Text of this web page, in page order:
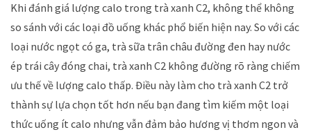
Khi đánh giá lượng calo trong trà xanh C2, không thể không
so sánh với các loại đồ uống khác phổ biến hiện nay. So với các
loại nước ngọt có ga, trà sữa trân châu đường đen hay nước
ép trái cây đóng chai, trà xanh C2 không đường rõ ràng chiếm
ưu thế về lượng calo thấp. Điều này làm cho trà xanh C2 trở
thành sự lựa chọn tốt hơn nếu bạn đang tìm kiếm một loại
thức uống ít calo nhưng vẫn đảm bảo hương vị thơm ngon và